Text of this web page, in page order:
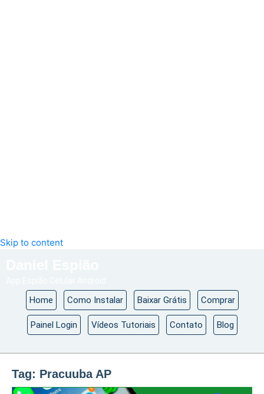
Skip to content
Home Como Instalar Baixar Grátis Comprar
Painel Login Vídeos Tutoriais Contato Blog
Tag: Pracuuba AP